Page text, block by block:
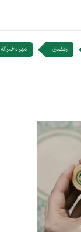
رمضان مهر دخترانه